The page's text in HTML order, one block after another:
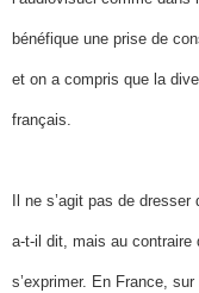
bénéfique une prise de
et on a compris que la
français.
Il ne s’agit pas de
a-t-il dit, mais au contraire
s’exprimer. En France,